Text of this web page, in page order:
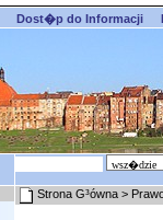
Dost�p do Informacji
Strona G³ówna >